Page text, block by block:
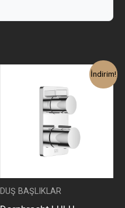
İndirim!
DUŞ BAŞLIKLAR
112.000,00₺.
Şu
fiyat: